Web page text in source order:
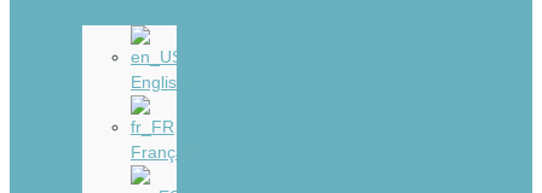
English
Français